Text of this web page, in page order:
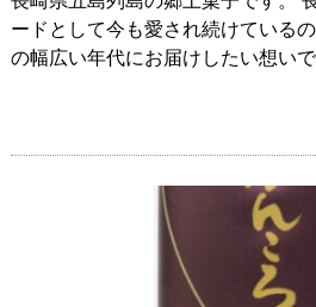
ードとして今も愛され続けている
の幅広い年代にお届けしたい想いで